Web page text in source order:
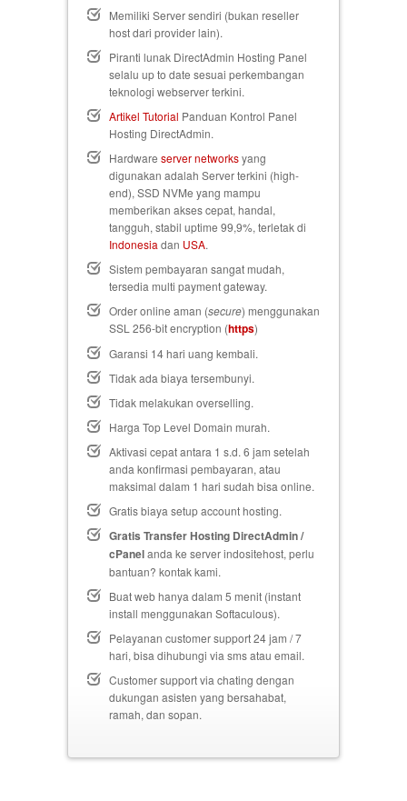
Memiliki Server sendiri (bukan reseller
host dari provider lain).
Piranti lunak DirectAdmin Hosting Panel
selalu up to date sesuai perkembangan
teknologi webserver terkini.
Artikel Tutorial Panduan Kontrol Panel
Hosting DirectAdmin.
Hardware server networksyang
digunakan adalah Server terkini (high-
end), SSD NVMe yang mampu
memberikan akses cepat, handal,
tangguh, stabil uptime 99,9%, terletak di
Indonesia dan USA.
Sistem pembayaran sangat mudah,
tersedia multi payment gateway.
Order online aman (secure) menggunakan
SSL 256-bit encryption (https)
Garansi 14 hari uang kembali.
Tidak ada biaya tersembunyi.
Tidak melakukan overselling.
Harga Top Level Domain murah.
Aktivasi cepat antara 1 s.d. 6 jam setelah
anda konfirmasi pembayaran, atau
maksimal dalam 1 hari sudah bisa online.
Gratis biaya setupaccount hosting.
Gratis Transfer Hosting DirectAdmin /
cPanelanda ke server indositehost, perlu
bantuan? kontak kami.
Buat web hanya dalam 5 menit (instant
install menggunakan Softaculous).
Pelayanan customer support 24 jam / 7
hari, bisa dihubungi via sms atau email.
Customer support via chating dengan
dukungan asisten yang bersahabat,
ramah, dan sopan.